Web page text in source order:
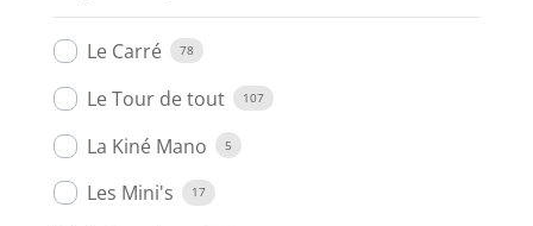
Le Carré 78
Le Tour de tout 107
La Kiné Mano 5
Les Mini's 17